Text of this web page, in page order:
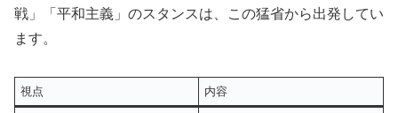
戦」「平和主義」のスタンスは、この猛省から出発してい
ます。
視点 内容